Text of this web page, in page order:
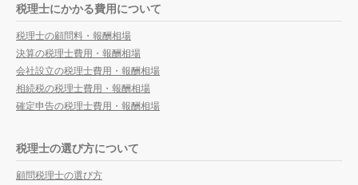
税理士にかかる費用について
税理士の顧問料・報酬相場
決算の税理士費用・報酬相場
会社設立の税理士費用・報酬相場
相続税の税理士費用・報酬相場
確定申告の税理士費用・報酬相場
税理士の選び方について
顧問税理士の選び方